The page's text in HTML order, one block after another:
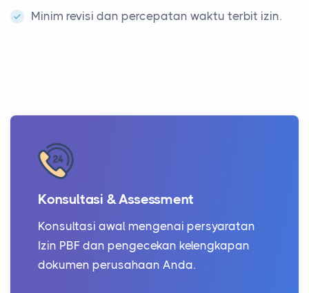
Minim revisi dan percepatan waktu terbit izin.
Konsultasi & Assessment
Konsultasi awal mengenai persyaratan
Izin PBF dan pengecekan kelengkapan
dokumen perusahaan Anda.